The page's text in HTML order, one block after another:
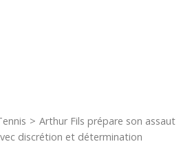
> Arthur Fils prépare son assaut
discrétion et détermination